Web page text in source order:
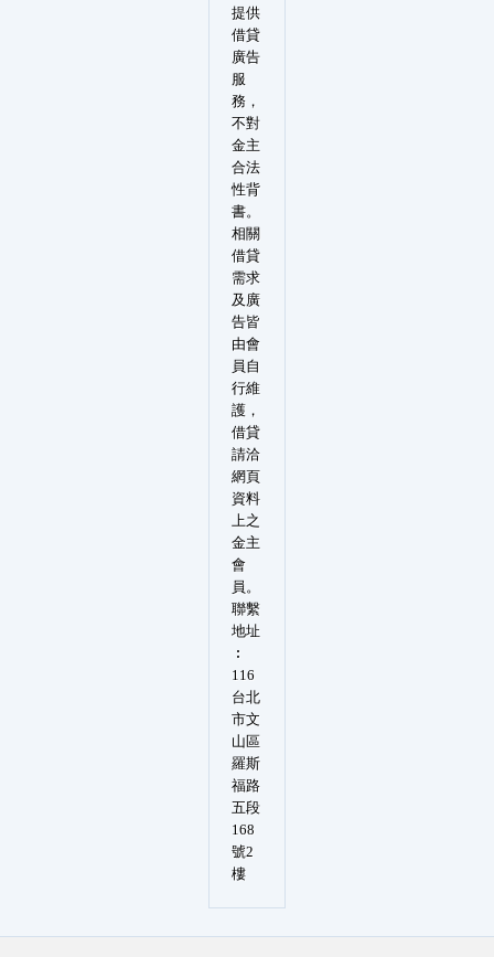
提供
借貸
廣告
服
務，
不對
金主
合法
性背
書。
相關
借貸
需求
及廣
告皆
由會
員自
行維
護，
借貸
請洽
網頁
資料
上之
金主
會
員。
聯繫
地址
︰
116
台北
市文
山區
羅斯
福路
五段
168
號2
樓